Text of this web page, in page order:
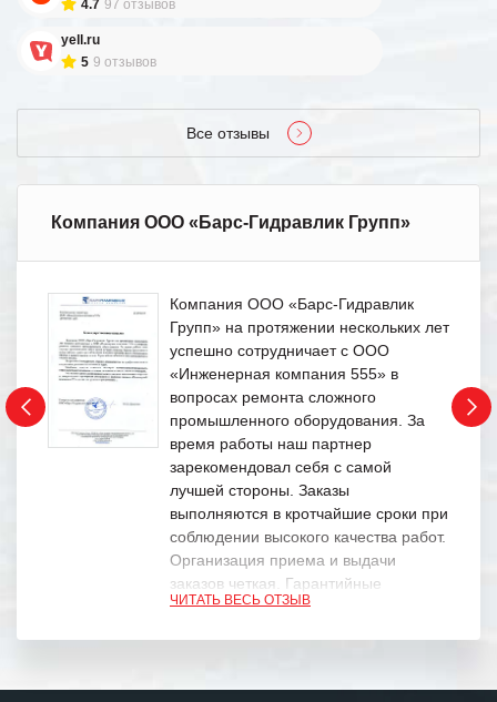
4.7 97 отзывов
yell.ru
5 9 отзывов
Все отзывы
Компания ООО «Барс-Гидравлик Групп»
Компания ООО «Барс-Гидравлик
Групп» на протяжении нескольких лет
успешно сотрудничает с ООО
«Инженерная компания 555» в
вопросах ремонта сложного
промышленного оборудования. За
время работы наш партнер
зарекомендовал себя с самой
лучшей стороны. Заказы
выполняются в кротчайшие сроки при
соблюдении высокого качества работ.
Организация приема и выдачи
заказов четкая. Гарантийные
обязательства выполняются в
ЧИТАТЬ ВЕСЬ ОТЗЫВ